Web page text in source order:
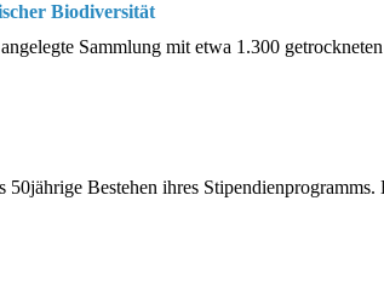
Biodiversität
Sammlung mit etwa 1.300
Bestehen ihres Stipendienprogramms.